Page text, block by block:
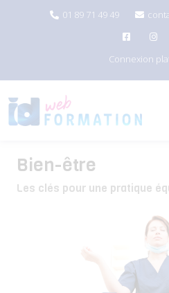
01 89 71 49 49
Connexion
Bien-être
Les clés pour une pratique